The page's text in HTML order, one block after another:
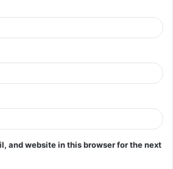
and website in this browser for the next